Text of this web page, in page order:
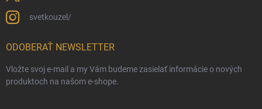
svetkouzel/
ODOBERAŤ NEWSLETTER
Vložte svoj e-mail a my Vám budeme zasielať informácie o nových
produktoch na našom e-shope.